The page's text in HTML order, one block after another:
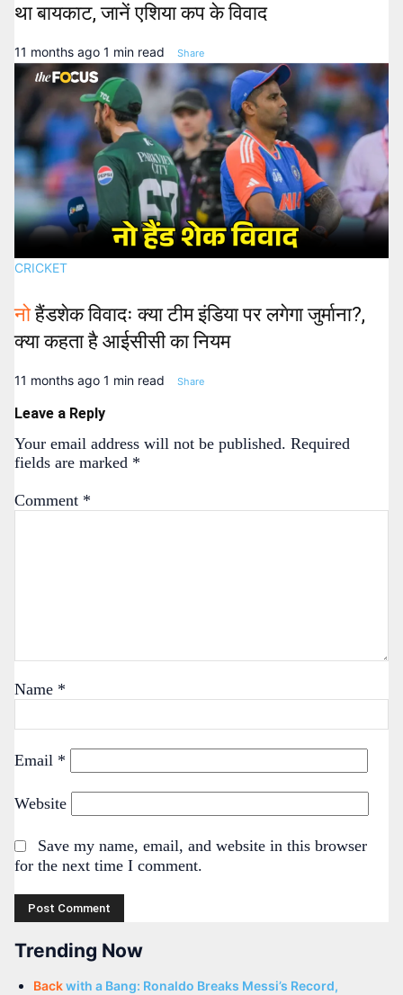
था बायकाट, जानें एशिया कप के विवाद
11 months ago 1 min read Share
CRICKET
नोहैंडशेक विवादः क्या टीम इंडिया पर लगेगा जुर्माना?,
क्या कहता है आईसीसी का नियम
11 months ago 1 min read Share
Leave a Reply
Your email address will not be published. Required
fields are marked *
Comment *
Name *
Email *
Website
Save my name, email, and website in this browser
for the next time I comment.
Trending Now
Backwith a Bang: Ronaldo Breaks Messi’s Record,